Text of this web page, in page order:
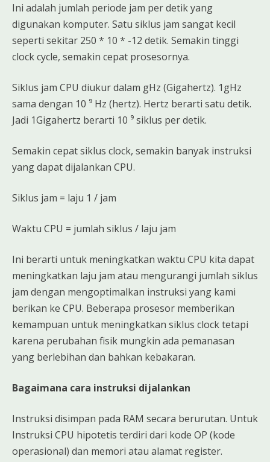
Ini adalah jumlah periode jam per detik yang
digunakan komputer. Satu siklus jam sangat kecil
seperti sekitar 250 * 10 * -12 detik. Semakin tinggi
clock cycle, semakin cepat prosesornya.
Siklus jam CPU diukur dalam gHz (Gigahertz). 1gHz
sama dengan 10 ⁹ Hz (hertz). Hertz berarti satu detik.
Jadi 1Gigahertz berarti 10 ⁹ siklus per detik.
Semakin cepat siklus clock, semakin banyak instruksi
yang dapat dijalankan CPU.
Siklus jam = laju 1 / jam
Waktu CPU = jumlah siklus / laju jam
Ini berarti untuk meningkatkan waktu CPU kita dapat
meningkatkan laju jam atau mengurangi jumlah siklus
jam dengan mengoptimalkan instruksi yang kami
berikan ke CPU. Beberapa prosesor memberikan
kemampuan untuk meningkatkan siklus clock tetapi
karena perubahan fisik mungkin ada pemanasan
yang berlebihan dan bahkan kebakaran.
Bagaimana cara instruksi dijalankan
Instruksi disimpan pada RAM secara berurutan. Untuk
Instruksi CPU hipotetis terdiri dari kode OP (kode
operasional) dan memori atau alamat register.